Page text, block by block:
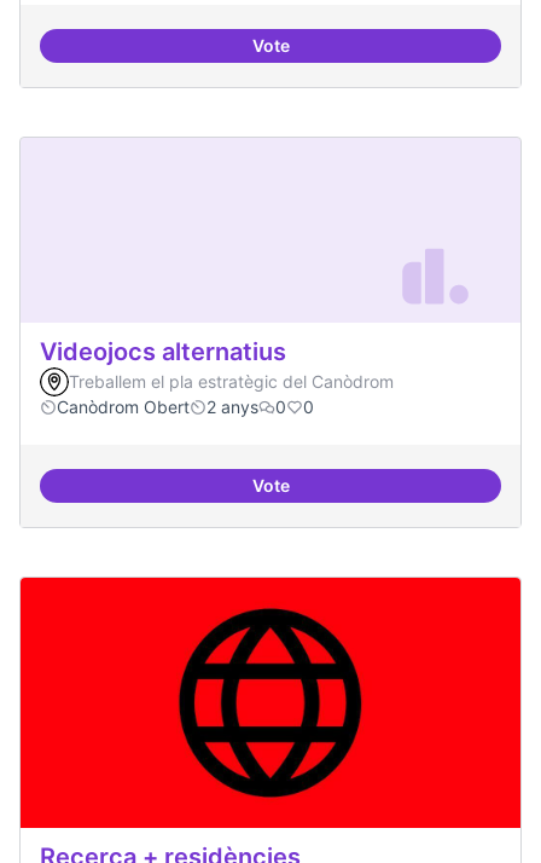
VoteHardware lliure
Videojocs alternatius
Treballem el pla estratègic del Canòdrom
Canòdrom Obert
2 anys 0 0
VoteVideojocs alternatius
Recerca + residències